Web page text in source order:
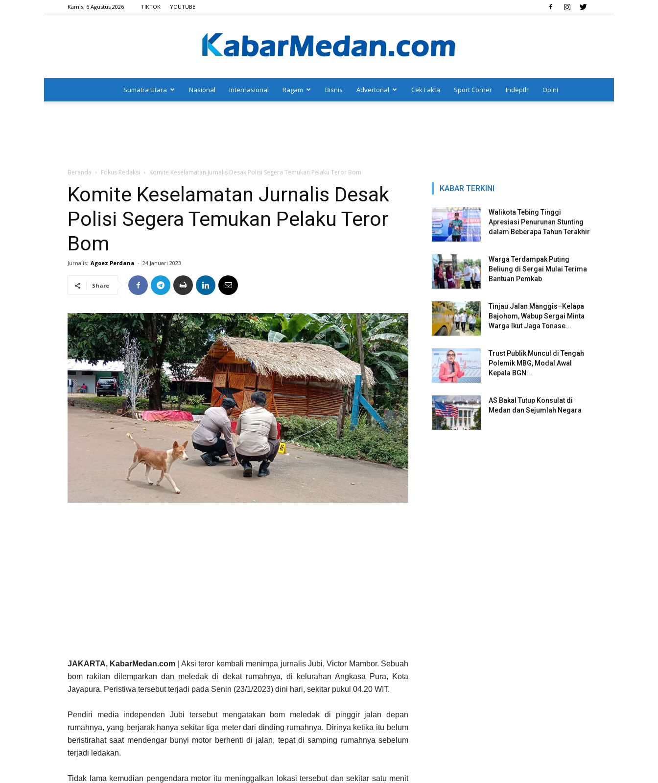
Kamis, 6 Agustus 2026 TIKTOK YOUTUBE
Sumatra Utara Nasional Internasional Ragam Bisnis Advertorial Cek Fakta Sport Corner Indepth Opini
Beranda Fokus Redaksi Komite Keselamatan Jurnalis Desak Polisi Segera Temukan Pelaku Teror Bom
Komite Keselamatan Jurnalis Desak
Polisi Segera Temukan Pelaku Teror
Bom
Jurnalis: Agoez Perdana - 24 Januari 2023
Share
JAKARTA, KabarMedan.com | Aksi teror kembali menimpa jurnalis Jubi, Victor Mambor. Sebuah
bom rakitan dilemparkan dan meledak di dekat rumahnya, di kelurahan Angkasa Pura, Kota
Jayapura. Peristiwa tersebut terjadi pada Senin (23/1/2023) dini hari, sekitar pukul 04.20 WIT.
Pendiri media independen Jubi tersebut mengatakan bom meledak di pinggir jalan depan
rumahnya, yang berjarak hanya sekitar tiga meter dari dinding rumahnya. Dirinya ketika itu belum
beristirahat saat mendengar bunyi motor berhenti di jalan, tepat di samping rumahnya sebelum
terjadi ledakan.
Tidak lama kemudian pengendara motor itu meninggalkan lokasi tersebut dan sekitar satu menit
KABAR TERKINI
Walikota Tebing Tinggi
Apresiasi Penurunan Stunting
dalam Beberapa Tahun Terakhir
Warga Terdampak Puting
Beliung di Sergai Mulai Terima
Bantuan Pemkab
Tinjau Jalan Manggis–Kelapa
Bajohom, Wabup Sergai Minta
Warga Ikut Jaga Tonase...
Trust Publik Muncul di Tengah
Polemik MBG, Modal Awal
Kepala BGN...
AS Bakal Tutup Konsulat di
Medan dan Sejumlah Negara